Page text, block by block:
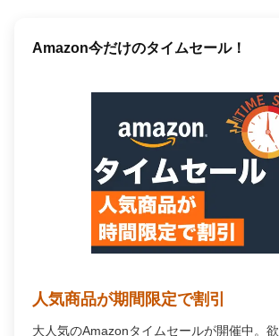
「聴く」読書で時間を有効活用
Audible オーディオブック
プロの朗読で「聴く」読書。通勤中や家事